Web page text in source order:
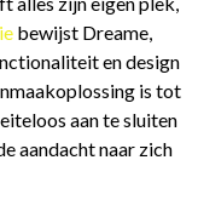
bewijst Dreame,
en design
is tot
aan te sluiten
aandacht naar zich